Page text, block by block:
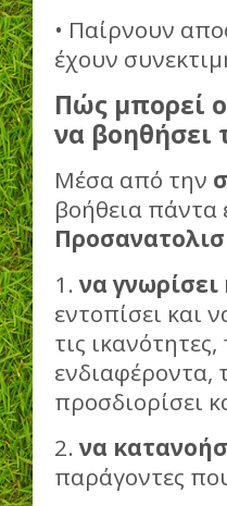
• Παίρνουν
έχουν
Πώς μπορεί
να βοηθήσει
Μέσα από την
βοήθεια πάντα
1.να
εντοπίσει και
τις
ενδιαφέροντα,
προσδιορίσει
2.να
παράγοντες